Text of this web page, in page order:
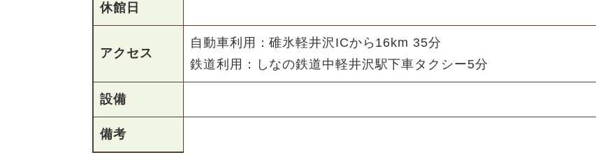
休館日
アクセス
自動車利用：碓氷軽井沢ICから16km 35分
鉄道利用：しなの鉄道中軽井沢駅下車タクシー5分
設備
備考